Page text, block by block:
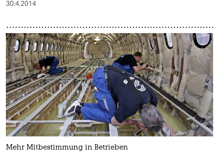
30.4.2014
Mehr Mitbestimmung in Betrieben